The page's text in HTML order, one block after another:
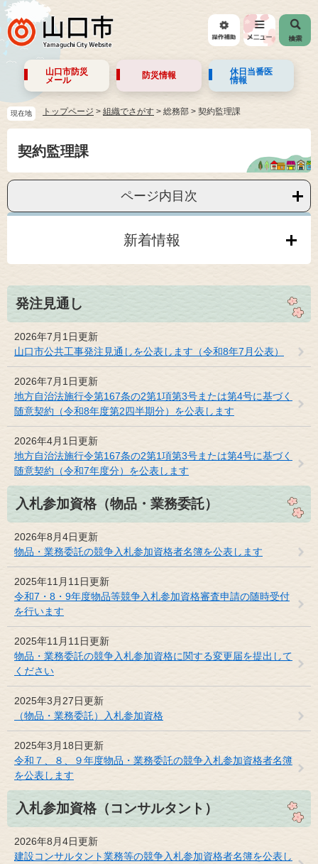
山口市防災
メール
防災情報
休日当番医
情報
現在地 トップページ > 組織でさがす > 総務部 > 契約監理課
契約監理課
ページ内目次
新着情報
発注見通し
2026年7月1日更新
山口市公共工事発注見通しを公表します（令和8年7月公表）
2026年7月1日更新
地方自治法施行令第167条の2第1項第3号または第4号に基づく
随意契約（令和8年度第2四半期分）を公表します
2026年4月1日更新
地方自治法施行令第167条の2第1項第3号または第4号に基づく
随意契約（令和7年度分）を公表します
入札参加資格（物品・業務委託）
2026年8月4日更新
物品・業務委託の競争入札参加資格者名簿を公表します
2025年11月11日更新
令和7・8・9年度物品等競争入札参加資格審査申請の随時受付
を行います
2025年11月11日更新
物品・業務委託の競争入札参加資格に関する変更届を提出して
ください
2025年3月27日更新
（物品・業務委託）入札参加資格
2025年3月18日更新
令和７、８、９年度物品・業務委託の競争入札参加資格者名簿
を公表します
入札参加資格（コンサルタント）
2026年8月4日更新
建設コンサルタント業務等の競争入札参加資格者名簿を公表し